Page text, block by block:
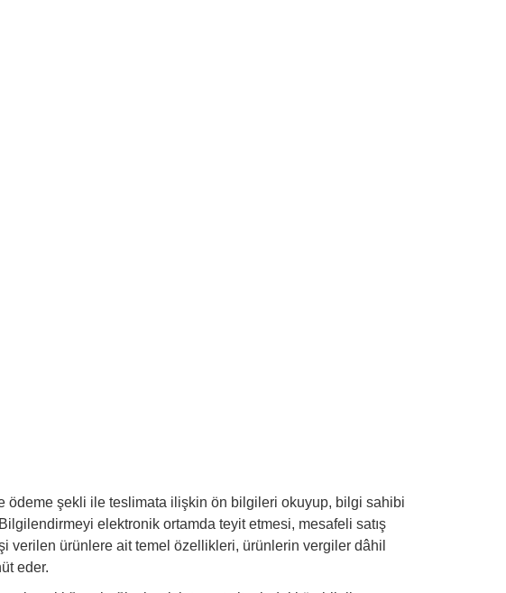
ödeme şekli ile teslimata ilişkin ön bilgileri okuyup, bilgi sahibi
elektronik ortamda teyit etmesi, mesafeli satış
verilen ürünlere ait temel özellikleri, ürünlerin vergiler dâhil
eder.